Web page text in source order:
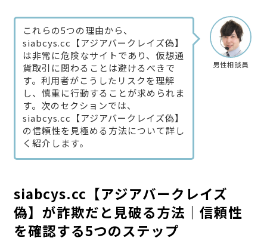
男性相談員
これらの5つの理由から、
siabcys.cc【アジアバークレイズ偽】
は非常に危険なサイトであり、仮想通
貨取引に関わることは避けるべきで
す。利用者がこうしたリスクを理解
し、慎重に行動することが求められま
す。次のセクションでは、
siabcys.cc【アジアバークレイズ偽】
の信頼性を見極める方法について詳し
く紹介します。
siabcys.cc【アジアバークレイズ
偽】が詐欺だと見破る方法｜信頼性
を確認する5つのステップ